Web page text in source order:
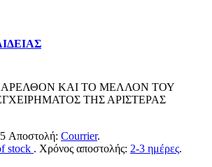
ΚΑΙ ΤΟ ΜΕΛΛΟΝ ΤΟΥ
ΤΗΣ ΑΡΙΣΤΕΡΑΣ
Αποστολή: Courrier.
stock . Χρόνος αποστολής: 2-3 ημέρες.